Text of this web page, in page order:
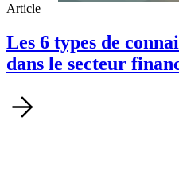
Article
Les 6 types de
dans le secteur